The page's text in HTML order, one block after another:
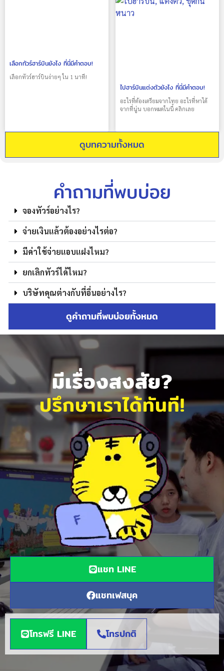
เลือกทัวร์ฮาร์บินยังไง ที่นี่มีคำตอบ!
เลือกทัวร์ฮาร์บินง่ายๆ ใน 1 นาที!
ไปฮาร์บินแต่งตัวยังไง ที่นี่มีคำตอบ!
อะไรที่ต้องเตรียมจากไทย อะไรที่หาได้
จากที่นู่น บอกหมดในนี้ คลิกเลย
ดูบทความทั้งหมด
คำถามที่พบบ่อย
จองทัวร์อย่างไร?
จ่ายเงินแล้วต้องอย่างไรต่อ?
มีค่าใช้จ่ายแอบแฝงไหม?
ยกเลิกทัวร์ได้ไหม?
บริษัทคุณต่างกับที่อื่นอย่างไร?
ดูคำถามที่พบบ่อยทั้งหมด
มีเรื่องสงสัย?
ปรึกษาเราได้ทันที!
แชท LINE
แชทเฟสบุค
โทรฟรี LINE โทรปกติ